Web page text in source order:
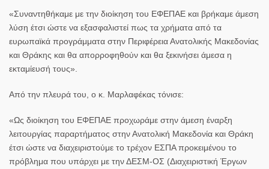
«Συναντηθήκαμε με την διοίκηση του ΕΦΕΠΑΕ και βρήκαμε άμεση
λύση έτσι ώστε να εξασφαλιστεί πως τα χρήματα από τα
ευρωπαϊκά προγράμματα στην Περιφέρεια Ανατολικής Μακεδονίας
και Θράκης και θα απορροφηθούν και θα ξεκινήσει άμεσα η
εκταμίευσή τους».
Από την πλευρά του, ο κ. Μαρλαφέκας τόνισε:
«Ως διοίκηση του ΕΦΕΠΑΕ προχωράμε στην άμεση έναρξη
λειτουργίας παραρτήματος στην Ανατολική Μακεδονία και Θράκη
έτσι ώστε να διαχειριστούμε το τρέχον ΕΣΠΑ προκειμένου το
πρόβλημα που υπάρχει με την ΔΕΣΜ-ΟΣ (Διαχειριστική Έργων